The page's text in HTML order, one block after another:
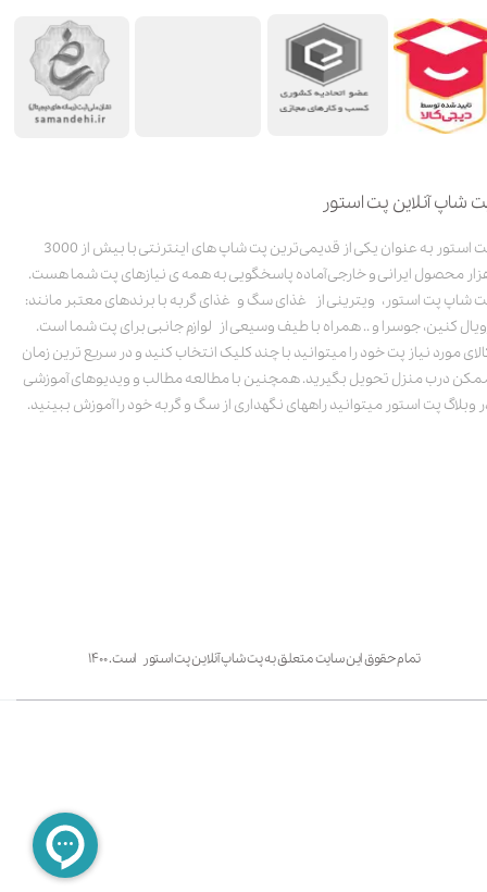
شاپ آنلاین پت استور
پت استور به عنوان یکی از قدیمی‌ترین پت شاپ های اینترنتی با بیش از 3000
محصول ایرانی و خارجی آماده پاسخگویی به همه ی نیازهای پت شما هست.
شاپ پت استور، ویترینی از غذای سگ و غذای گربه با برندهای معتبر مانند:
کنین، جوسرا و .. همراه با طیف وسیعی از لوازم جانبی برای پت شما است.
مورد نیاز پت خود را میتوانید با چند کلیک انتخاب کنید و در سریع ترین زمان
درب منزل تحویل بگیرید. همچنین با مطالعه مطالب و ویدیوهای آموزشی
وبلاگ پت استور میتوانید راههای نگهداری از سگ و گربه خود را آموزش ببینید.
تمام حقوق این سایت متعلق به پت شاپ آنلاین پت استور است. ۱۴۰۰